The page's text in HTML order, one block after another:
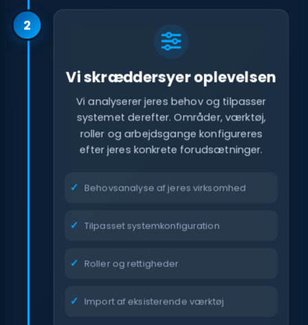
2
Vi skræddersyer oplevelsen
Vi analyserer jeres behov og tilpasser
systemet derefter. Områder, værktøj,
roller og arbejdsgange konfigureres
efter jeres konkrete forudsætninger.
Behovsanalyse af jeres virksomhed
Tilpasset systemkonfiguration
Roller og rettigheder
Import af eksisterende værktøj